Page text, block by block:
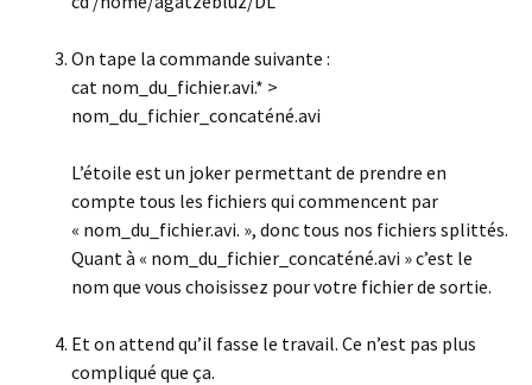
On tape la commande suivante :
cat nom_du_fichier.avi.* >
nom_du_fichier_concaténé.avi
L’étoile est un joker permettant de prendre en
compte tous les fichiers qui commencent par
« nom_du_fichier.avi. », donc tous nos fichiers splittés.
Quant à « nom_du_fichier_concaténé.avi » c’est le
nom que vous choisissez pour votre fichier de sortie.
Et on attend qu’il fasse le travail. Ce n’est pas plus
compliqué que ça.